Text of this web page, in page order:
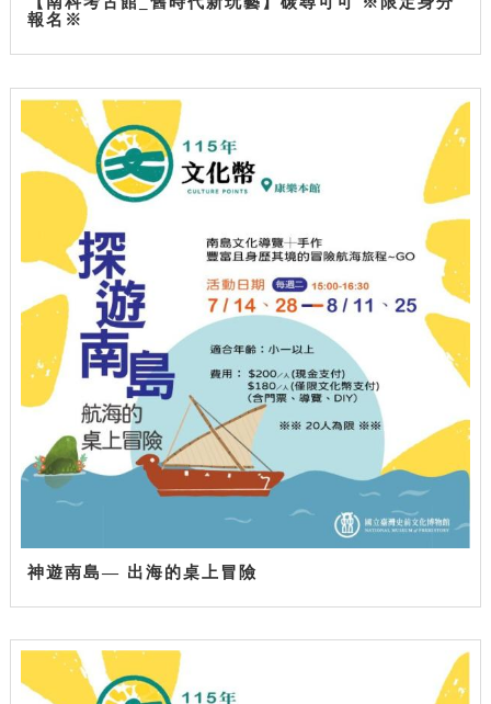
報名※
神遊南島— 出海的桌上冒險